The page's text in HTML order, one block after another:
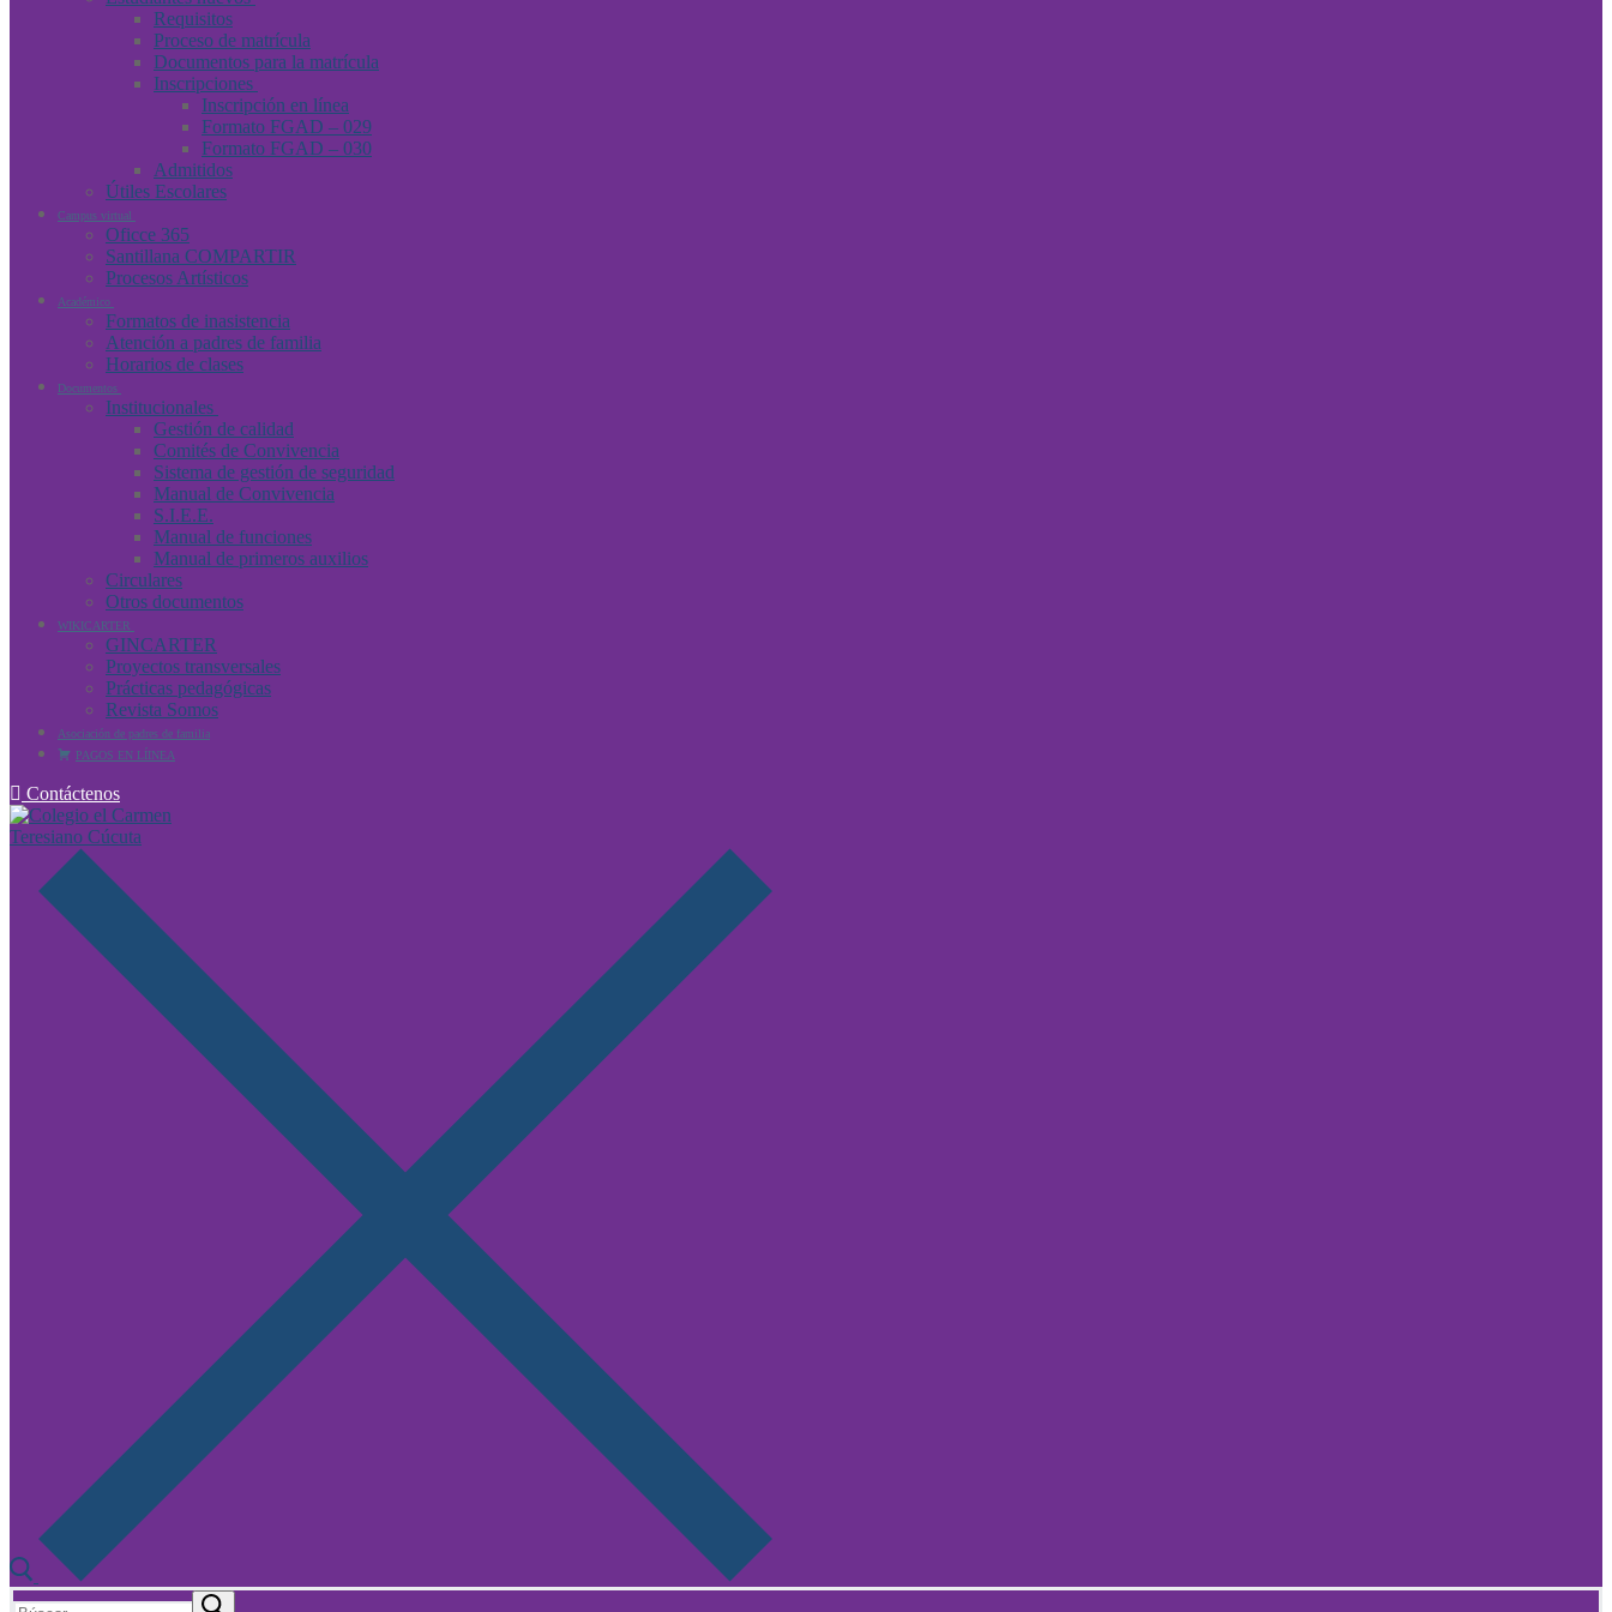
Requisitos
Proceso de matrícula
Documentos para la matrícula
Inscripciones
Inscripción en línea
Formato FGAD – 029
Formato FGAD – 030
Admitidos
Útiles Escolares
Campus virtual
Oficce 365
Santillana COMPARTIR
Procesos Artísticos
Académico
Formatos de inasistencia
Atención a padres de familia
Horarios de clases
Documentos
Institucionales
Gestión de calidad
Comités de Convivencia
Sistema de gestión de seguridad
Manual de Convivencia
S.I.E.E.
Manual de funciones
Manual de primeros auxilios
Circulares
Otros documentos
WIKICARTER
GINCARTER
Proyectos transversales
Prácticas pedagógicas
Revista Somos
Asociación de padres de familia
PAGOS EN LÍINEA
Contáctenos